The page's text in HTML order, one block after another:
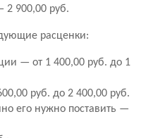
2 900,00 руб.
расценки:
— от 1 400,00 руб. до 1
руб. до 2 400,00 руб.
его нужно поставить —